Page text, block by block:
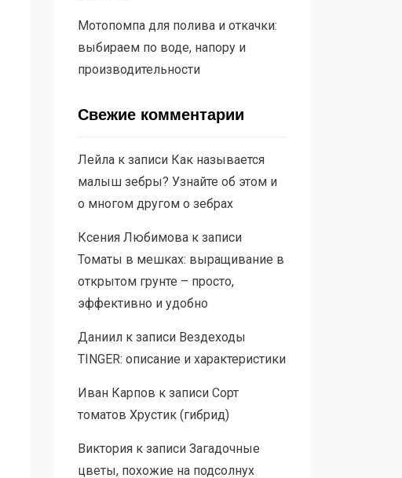
Мотопомпа для полива и откачки:
выбираем по воде, напору и
производительности
Свежие комментарии
Лейлак записи Как называется
малыш зебры? Узнайте об этом и
о многом другом о зебрах
Ксения Любимовак записи
Томаты в мешках: выращивание в
открытом грунте – просто,
эффективно и удобно
Даниилк записи Вездеходы
TINGER: описание и характеристики
Иван Карпов к записи Сорт
томатов Хрустик (гибрид)
Викторияк записи Загадочные
цветы, похожие на подсолнух